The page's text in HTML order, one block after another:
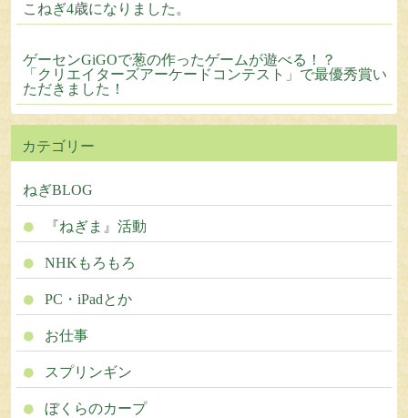
こねぎ4歳になりました。
ゲーセンGiGOで葱の作ったゲームが遊べる！？
「クリエイターズアーケードコンテスト」で最優秀賞い
ただきました！
カテゴリー
ねぎBLOG
『ねぎま』活動
NHKもろもろ
PC・iPadとか
お仕事
スプリンギン
ぼくらのカープ